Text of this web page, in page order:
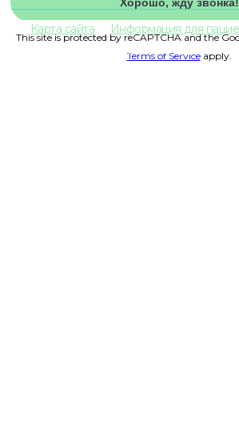
Карта сайта Информация для
This site is protected by reCAPTCHA and the
Terms of Serviceapply.